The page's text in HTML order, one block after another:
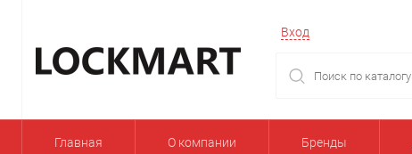
Вход
Главная О компании Бренды